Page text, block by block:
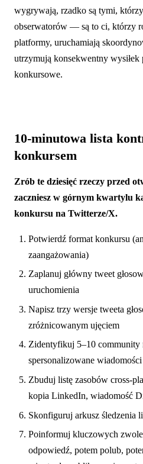
wygrywają, rzadko są tymi,
obserwatorów — są to ci, którzy
platformy, uruchamiają
utrzymują konsekwentny wysiłek
konkursowe.
10-minutowa lista
konkursem
Zrób te dziesięć rzeczy przed
zaczniesz w górnym kwartylu
konkursu na Twitterze/X.
Potwierdź format konkursu
zaangażowania)
Zaplanuj główny tweet
uruchomienia
Napisz trzy wersje tweeta
zróżnicowanym ujęciem
Zidentyfikuj 5–10 community
spersonalizowane wiadomości
Zbuduj listę zasobów cross-
kopia LinkedIn, wiadomość
Skonfiguruj arkusz śledzenia
Poinformuj kluczowych
odpowiedź, potem polub,